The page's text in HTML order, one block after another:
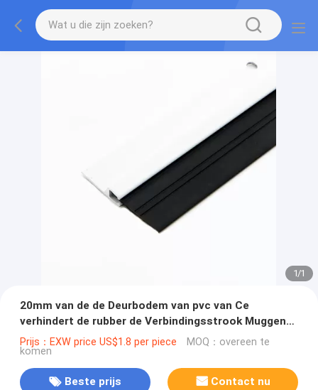
1/1
20mm van de de Deurbodem van pvc van Ce
verhindert de rubber de Verbindingsstrook Muggen
voor Hotel
Prijs：EXW price US$1.8 per piece MOQ：overeen te
komen
Beste prijs Contact nu